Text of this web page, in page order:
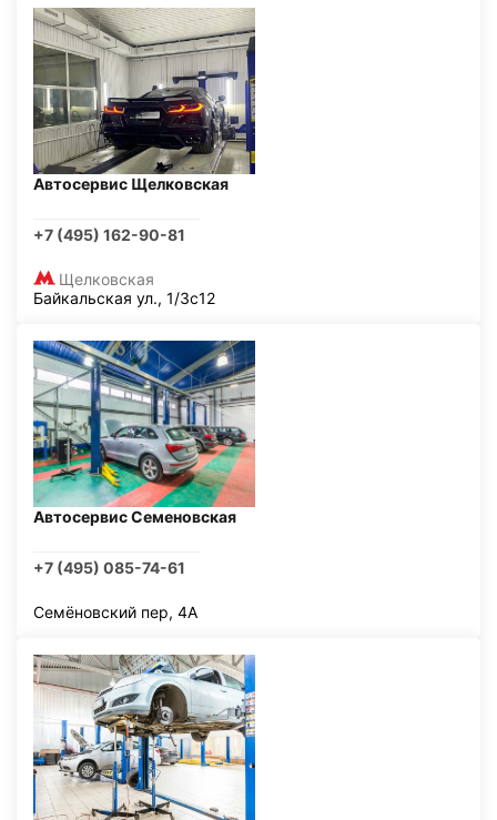
Автосервис Щелковская
+7 (495) 162-90-81
Щелковская
Байкальская ул., 1/3с12
Автосервис Семеновская
+7 (495) 085-74-61
Семёновский пер, 4А